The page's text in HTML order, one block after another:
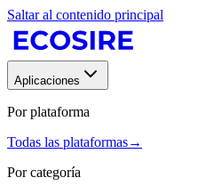
Saltar al contenido principal
Aplicaciones
Por plataforma
Todas las plataformas→
Por categoría